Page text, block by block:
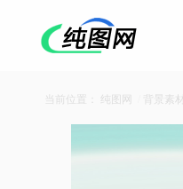
当前位置： 纯图网 背景素材